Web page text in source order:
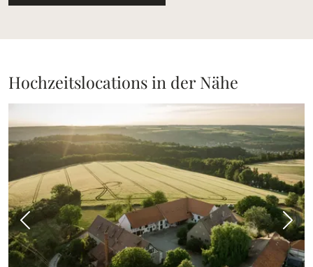
Hochzeitslocations in der Nähe
Vorheriges Bild